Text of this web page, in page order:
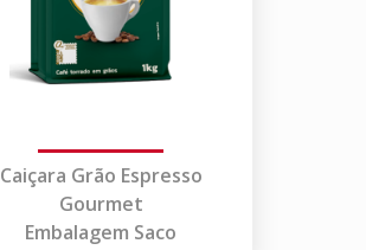
Caiçara Grão Espresso
Gourmet
Embalagem Saco